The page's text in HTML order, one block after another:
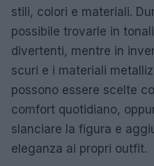
stili, colori e materiali.
possibile trovarle in
divertenti, mentre in
scuri e i materiali
possono essere scelte
comfort quotidiano,
slanciare la figura e
eleganza ai propri outfit.